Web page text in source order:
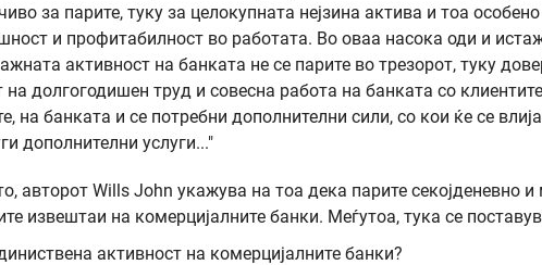
за парите, туку за целокупната нејзина актива и тоа
и профитабилност во работата. Во оваа насока оди и
активност на банката не се парите во трезорот, туку
на долгогодишен труд и совесна работа на банката со
на банката и се потребни дополнителни сили, со кои ќе се
дополнителни услуги..."
авторот Wills John укажува на тоа дека парите секојденевно и
извештаи на комерцијалните банки. Меѓутоа, тука се
активност на комерцијалните банки?